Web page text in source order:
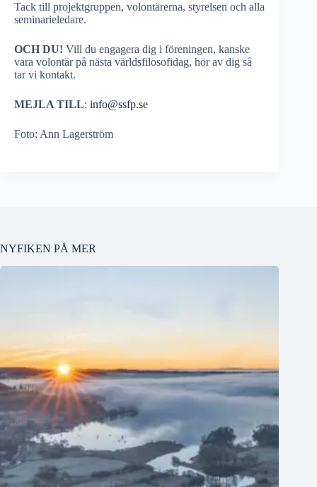
Tack till projektgruppen, volontärerna, styrelsen och alla
seminarieledare.
OCH DU! Vill du engagera dig i föreningen, kanske
vara volontär på nästa världsfilosofidag, hör av dig så
tar vi kontakt.
MEJLA TILL: info@ssfp.se
Foto: Ann Lagerström
NYFIKEN PÅ MER